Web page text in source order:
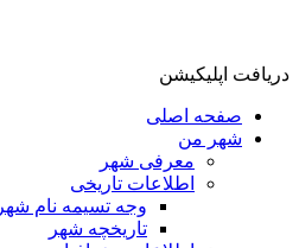
دریافت اپلیکیشن
صفحه اصلی
شهر من
معرفی شهر
اطلاعات تاریخی
وجه تسیمه نام شهر
تاریخچه شهر